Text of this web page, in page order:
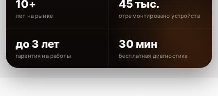
10+
лет на рынке
45 тыс.
отремонтировано устройств
до 3 лет
гарантия на работы
30 мин
бесплатная диагностика